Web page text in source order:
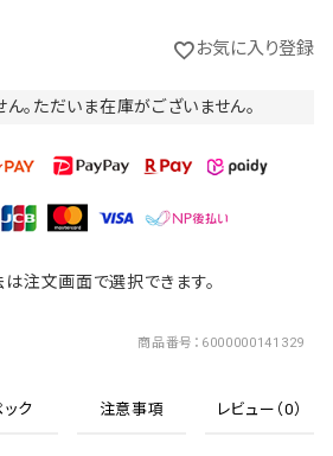
お気に入り登録
。ただいま在庫がございません。
注文画面で選択できます。
商品番号 6000000141329
ック 注意事項 レビュー（0）